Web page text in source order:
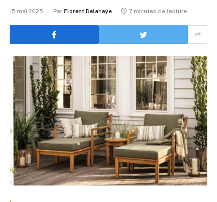
15 mai 2025 Par Florent Delahaye 7 minutes de lecture